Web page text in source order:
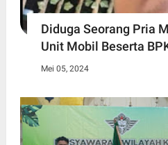
Diduga Seorang Pria
Unit Mobil Beserta
Mei 05, 2024